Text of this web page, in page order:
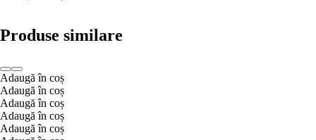
Produse similare
Adaugă în coș
Adaugă în coș
Adaugă în coș
Adaugă în coș
Adaugă în coș